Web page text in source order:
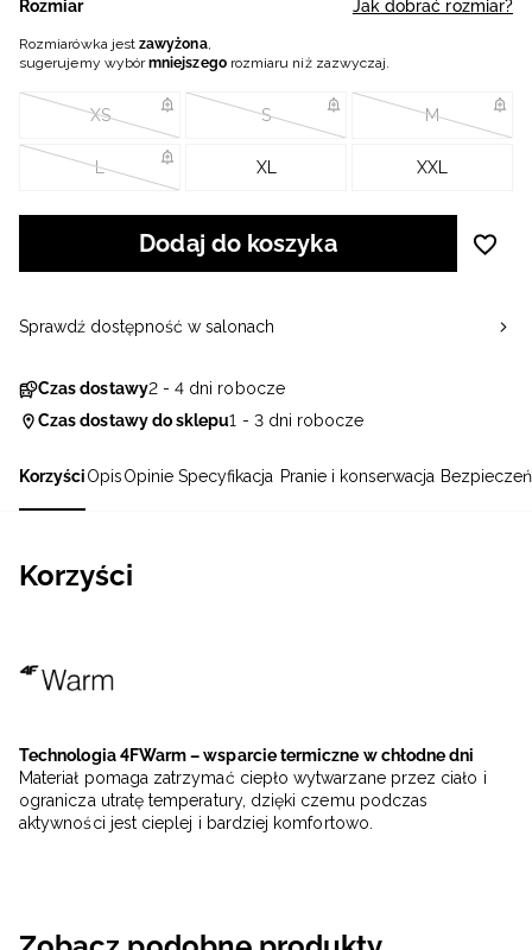
KorzyściOpisOpinie Specyfikacja Pranie i konserwacja
Korzyści
Technologia 4FWarm – wsparcie termiczne w chłodne dni
Materiał pomaga zatrzymać ciepło wytwarzane przez ciało i
ogranicza utratę temperatury, dzięki czemu podczas
aktywności jest cieplej i bardziej komfortowo.
Rozmiar Jak dobrać rozmiar?
Rozmiarówka jestzawyżona,
sugerujemy wybórmniejszegorozmiaru niż zazwyczaj.
XS S M
L XL XXL
Dodaj do koszyka
Czas dostawy2 - 4 dni robocze
Czas dostawy do sklepu1 - 3 dni robocze
Sprawdź dostępność w salonach